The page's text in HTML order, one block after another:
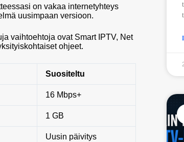
on vakaa internetyhteys
uusimpaan versioon.
vaihtoehtoja ovat Smart IPTV, Net
ohjeet.
Suositeltu
16 Mbps+
1 GB
Uusin päivitys